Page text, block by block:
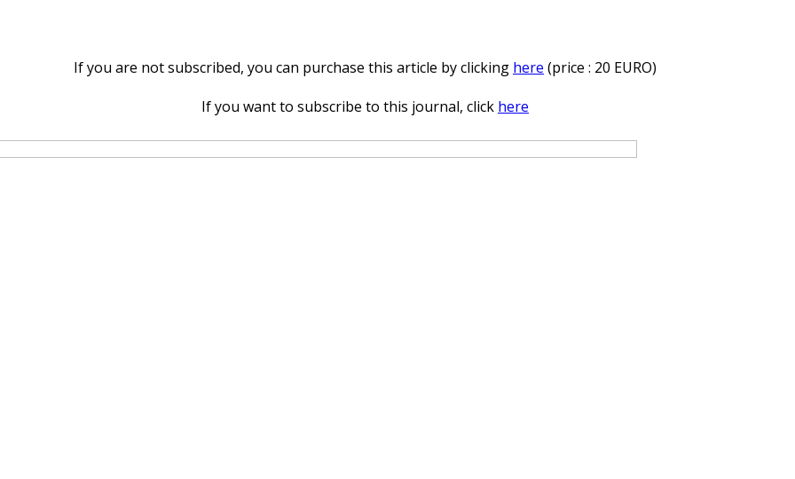
If you are not subscribed, you can purchase this article by clicking here (price : 20 EURO)
If you want to subscribe to this journal, click here